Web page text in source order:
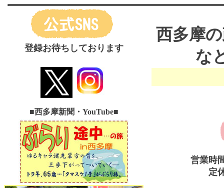
登録お待ちしております
■西多摩新聞・YouTube■
西多摩
な
営業時
定